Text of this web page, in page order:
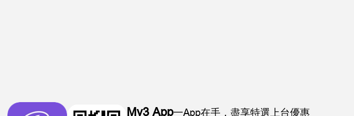
My3 App一App在手， 盡享特選上台優惠